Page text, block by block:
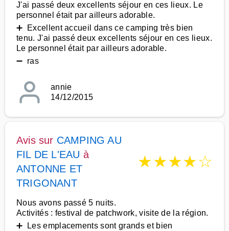
J'ai passé deux excellents séjour en ces lieux. Le
personnel était par ailleurs adorable.
➕ Excellent accueil dans ce camping très bien
tenu. J'ai passé deux excellents séjour en ces lieux.
Le personnel était par ailleurs adorable.
➖ ras
annie
14/12/2015
Avis sur CAMPING AU
FIL DE L'EAU à
ANTONNE ET
TRIGONANT
★★★★☆
Nous avons passé 5 nuits.
Activités : festival de patchwork, visite de la région.
➕ Les emplacements sont grands et bien